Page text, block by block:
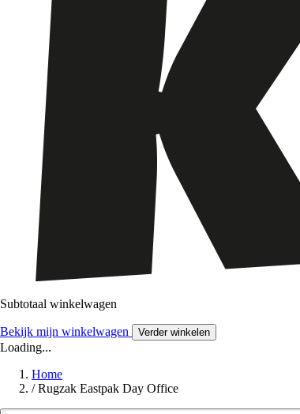
Subtotaal winkelwagen
Bekijk mijn winkelwagen Verder winkelen
Loading...
Home
/ Rugzak Eastpak Day Office